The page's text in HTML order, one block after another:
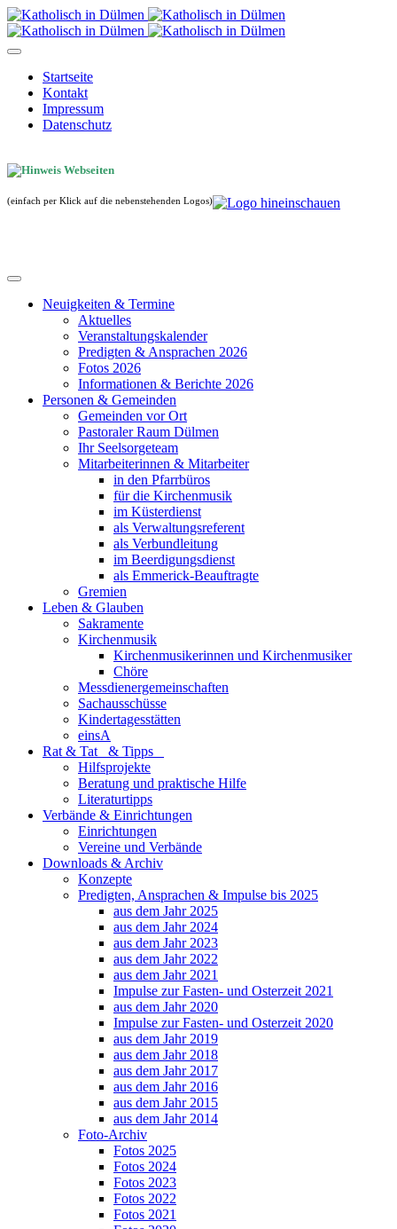
Startseite
Kontakt
Impressum
Datenschutz
(einfach per Klick auf die nebenstehenden Logos)
Neuigkeiten & Termine
Aktuelles
Veranstaltungskalender
Predigten & Ansprachen 2026
Fotos 2026
Informationen & Berichte 2026
Personen & Gemeinden
Gemeinden vor Ort
Pastoraler Raum Dülmen
Ihr Seelsorgeteam
Mitarbeiterinnen & Mitarbeiter
in den Pfarrbüros
für die Kirchenmusik
im Küsterdienst
als Verwaltungsreferent
als Verbundleitung
im Beerdigungsdienst
als Emmerick-Beauftragte
Gremien
Leben & Glauben
Sakramente
Kirchenmusik
Kirchenmusikerinnen und Kirchenmusiker
Chöre
Messdienergemeinschaften
Sachausschüsse
Kindertagesstätten
einsA
Rat & Tat & Tipps
Hilfsprojekte
Beratung und praktische Hilfe
Literaturtipps
Verbände & Einrichtungen
Einrichtungen
Vereine und Verbände
Downloads & Archiv
Konzepte
Predigten, Ansprachen & Impulse bis 2025
aus dem Jahr 2025
aus dem Jahr 2024
aus dem Jahr 2023
aus dem Jahr 2022
aus dem Jahr 2021
Impulse zur Fasten- und Osterzeit 2021
aus dem Jahr 2020
Impulse zur Fasten- und Osterzeit 2020
aus dem Jahr 2019
aus dem Jahr 2018
aus dem Jahr 2017
aus dem Jahr 2016
aus dem Jahr 2015
aus dem Jahr 2014
Foto-Archiv
Fotos 2025
Fotos 2024
Fotos 2023
Fotos 2022
Fotos 2021